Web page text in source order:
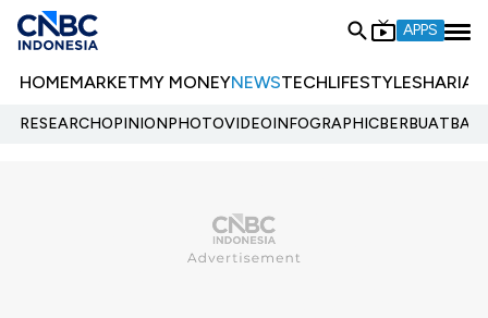
APPS
HOMEMARKETMY MONEYNEWSTECHLIFESTYLESHARIA
RESEARCHOPINIONPHOTOVIDEOINFOGRAPHIC